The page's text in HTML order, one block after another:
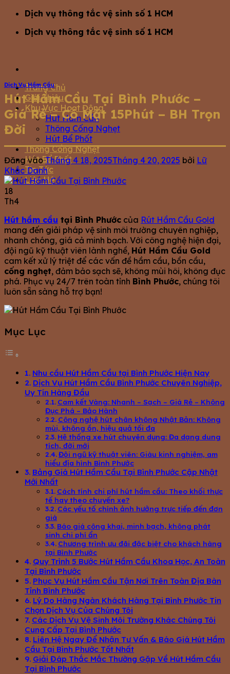
Dịch vụ thông tắc vệ sinh số 1 HCM
Dịch vụ thông tắc vệ sinh số 1 HCM
Trang Chủ
Giới Thiệu
Khu Vực Hoạt Động
Hút Hầm Cầu
Thông Cống Nghẹt
Hút Bể Phốt
Thông Cống Nghẹt
Hút Bể Phốt
Tin Tức
Liện Hệ
Dịch Vụ Hầm Cầu
Hút Hầm Cầu Tại Bình Phước –
Giá Rẻ – Có Mặt 15Phút – BH Trọn
Đời
Đăng vàoTháng 4 18, 2025Tháng 4 20, 2025 bởi Lữ
Khắc Danh
18
Th4
Hút hầm cầu tại Bình Phước của Rút Hầm Cầu Gold
mang đến giải pháp vệ sinh môi trường chuyên nghiệp,
nhanh chóng, giá cả minh bạch. Với công nghệ hiện đại,
đội ngũ kỹ thuật viên lành nghề, Hút Hầm Cầu Gold
cam kết xử lý triệt để các vấn đề hầm cầu, bồn cầu,
cống nghẹt, đảm bảo sạch sẽ, không mùi hôi, không đục
phá. Phục vụ 24/7 trên toàn tỉnh Bình Phước, chúng tôi
luôn sẵn sàng hỗ trợ bạn!
Mục Lục
Nhu cầu Hút Hầm Cầu tại Bình Phước Hiện Nay
Dịch Vụ Hút Hầm Cầu Bình Phước Chuyên Nghiệp,
Uy Tín Hàng Đầu
Cam kết Vàng: Nhanh – Sạch – Giá Rẻ – Không
Đục Phá – Bảo Hành
Công nghệ hút chân không Nhật Bản: Không
mùi, không ồn, hiệu quả tối đa
Hệ thống xe hút chuyên dụng: Đa dạng dung
tích, đời mới
Đội ngũ kỹ thuật viên: Giàu kinh nghiệm, am
hiểu địa hình Bình Phước
Bảng Giá Hút Hầm Cầu Tại Bình Phước Cập Nhật
Mới Nhất
Cách tính chi phí hút hầm cầu: Theo khối thực
tế hay theo chuyến xe?
Các yếu tố chính ảnh hưởng trực tiếp đến đơn
giá
Báo giá công khai, minh bạch, không phát
sinh chi phí ẩn
Chương trình ưu đãi đặc biệt cho khách hàng
tại Bình Phước
Quy Trình 5 Bước Hút Hầm Cầu Khoa Học, An Toàn
Tại Bình Phước
Phục Vụ Hút Hầm Cầu Tận Nơi Trên Toàn Địa Bàn
Tỉnh Bình Phước
Lý Do Hàng Ngàn Khách Hàng Tại Bình Phước Tin
Chọn Dịch Vụ Của Chúng Tôi
Các Dịch Vụ Vệ Sinh Môi Trường Khác Chúng Tôi
Cung Cấp Tại Bình Phước
Liên Hệ Ngay Để Nhận Tư Vấn & Báo Giá Hút Hầm
Cầu Tại Bình Phước Tốt Nhất
Giải Đáp Thắc Mắc Thường Gặp Về Hút Hầm Cầu
Tại Bình Phước